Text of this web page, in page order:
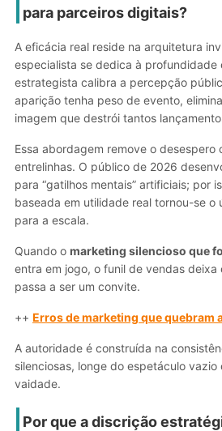
para parceiros digitais?
A eficácia real reside na arquitetura
especialista se dedica à profundidade
estrategista calibra a percepção
aparição tenha peso de evento,
imagem que destrói tantos
Essa abordagem remove o desespero
entrelinhas. O público de 2026
para “gatilhos mentais” artificiais; por
baseada em utilidade real tornou-se o
para a escala.
Quando o marketing silencioso que
entra em jogo, o funil de vendas deixa
passa a ser um convite.
++ Erros de marketing que quebram
A autoridade é construída na
silenciosas, longe do espetáculo
vaidade.
Por que a discrição